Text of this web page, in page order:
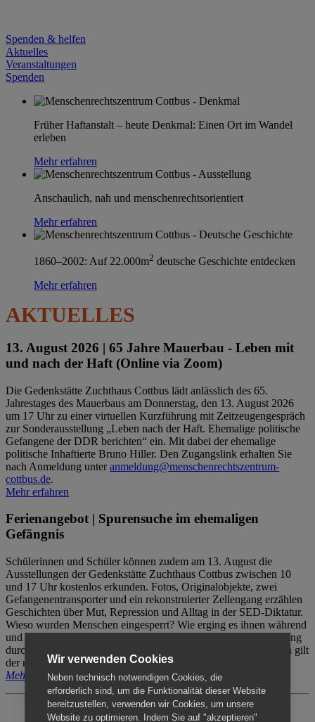
Spenden & helfen
Aktuelles
Veranstaltungen
Spenden
Früher Haftanstalt – heute Denkmal: Einen Ort im Wandel
erleben
Mehr erfahren
Anschaulich, nah und menschenrechtsorientiert
Mehr erfahren
1860–2002: Auf 22.000m2 deutsche Geschichte entdecken
Mehr erfahren
AKTUELLES
13. August 2026 | 65 Jahre Mauerbau - Leben mit
und nach der Haft (Online via Zoom)
Die Gedenkstätte Zuchthaus Cottbus lädt anlässlich des 65.
Jahrestages des Mauerbaus am Donnerstag, den 13. August 2026
um 17 Uhr zu einer virtuellen Kurzführung mit Zeitzeugengespräch
zur Sonderausstellung „Leben nach der Haft. Ehemalige politische
Gefangene der DDR berichten“ ein. Mit dabei der ehemalige
politische Inhaftierte Bruno Hiller. Den Zugangslink erhalten Sie
nach Anmeldung unteranmeldung@menschenrechtszentrum-
cottbus.de.
Mehr erfahren
Ferienangebot | Spurensuche im ehemaligen
Gefängnis
Schülerinnen und Schüler können zudem am 13. August die
Ausstellungen der Gedenkstätte Zuchthaus Cottbus zwischen 10
und 17 Uhr kostenlos erkunden. Fotos, Originalobjekte, zwei
Gefangenentransporter und ein rekonstruierter Zellengang erzählen
Geschichten über Mut, Repression und Alltag in der SED-Diktatur.
Wieso wurden Menschen eingesperrt? Wie erging es ihnen während
und nach der Haft? Der Besuch erfolgt individuell ohne Betreuung
durch das Menschenrechtszentrum Cottbus. Für Begleitpersonen gilt
der reguläre Eintritt (8€ / ermäßigt 5€).
Mehr erfahren
Wir verwenden Cookies
Neben technisch notwendigen Cookies, die
erforderlich sind, um die Funktionalität dieser Website
bereitzustellen, verwenden wir Cookies, um unsere
Website zu optimieren. Indem Sie auf "akzeptieren"